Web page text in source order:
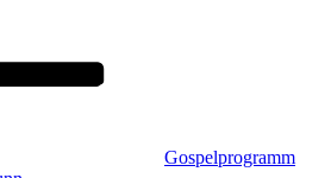
Gospelprogramm